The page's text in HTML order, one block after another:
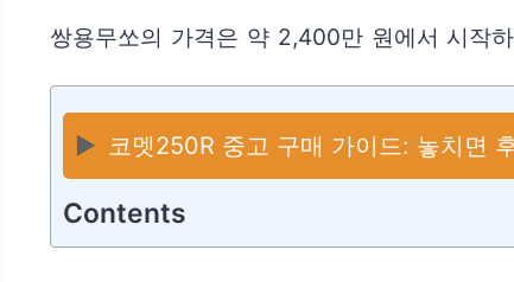
쌍용무쏘의 가격은 약 2,400만 원에서 시작
▶️ 코멧250R 중고 구매 가이드: 놓치면
Contents